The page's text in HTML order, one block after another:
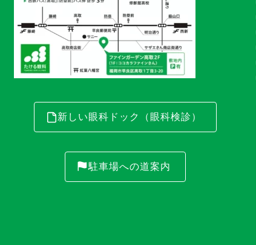
新しい眼科ドック（眼科検診）
駐車場への道案内